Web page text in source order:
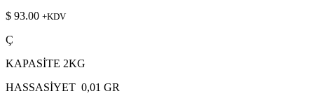
$ 93.00 +KDV
Ç
KAPASİTE 2KG
HASSASİYET 0,01 GR